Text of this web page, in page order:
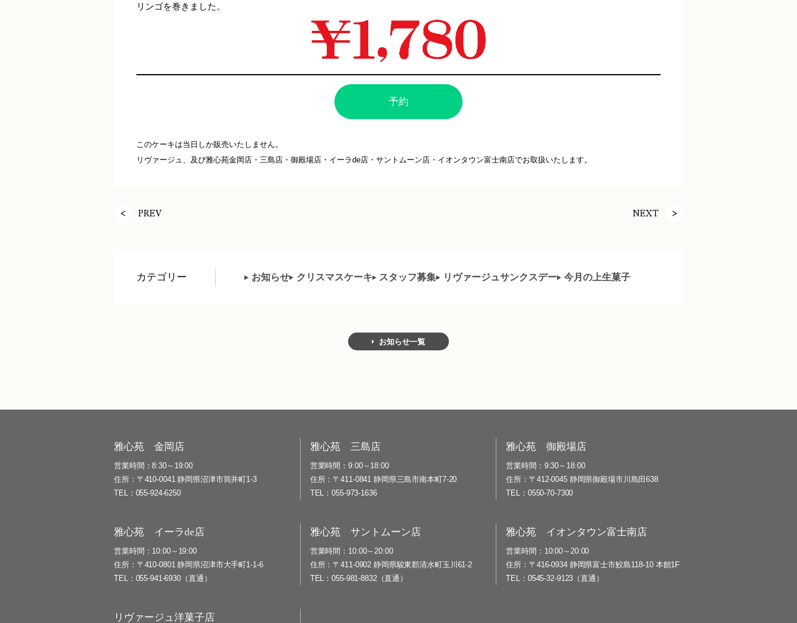
リンゴを巻きました。
予約
このケーキは当日しか販売いたしません。
リヴァージュ、及び雅心苑金岡店・三島店・御殿場店・イーラde店・サントムーン店・イオンタウン富士南店でお取扱いたします。
PREV NEXT
カテゴリー お知らせ クリスマスケーキ スタッフ募集 リヴァージュサンクスデー 今月の上生菓子
お知らせ一覧
雅心苑 金岡店
営業時間
8:30～19:00
住所
〒410-0041 静岡県沼津市筒井町1-3
TEL
055-924-6250
雅心苑 三島店
営業時間
9:00～18:00
住所
〒411-0841 静岡県三島市南本町7-20
TEL
055-973-1636
雅心苑 御殿場店
営業時間
9:30～18:00
住所
〒412-0045 静岡県御殿場市川島田638
TEL
0550-70-7300
雅心苑 イーラde店
営業時間
10:00～19:00
住所
〒410-0801 静岡県沼津市大手町1-1-6
TEL
055-941-6930（直通）
雅心苑 サントムーン店
営業時間
10:00～20:00
住所
〒411-0902 静岡県駿東郡清水町玉川61-2
TEL
055-981-8832（直通）
雅心苑 イオンタウン富士南店
営業時間
10:00～20:00
住所
〒416-0934 静岡県富士市鮫島118-10 本館1F
TEL
0545-32-9123（直通）
リヴァージュ洋菓子店